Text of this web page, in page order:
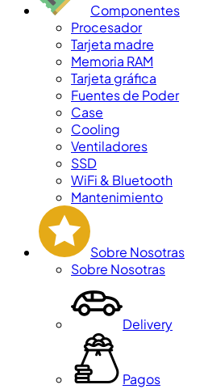
Componentes
Procesador
Tarjeta madre
Memoria RAM
Tarjeta gráfica
Fuentes de Poder
Case
Cooling
Ventiladores
SSD
WiFi & Bluetooth
Mantenimiento
Sobre Nosotras
Sobre Nosotras
Delivery
Pagos